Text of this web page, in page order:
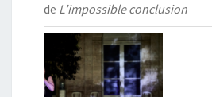
de L’impossible conclusion